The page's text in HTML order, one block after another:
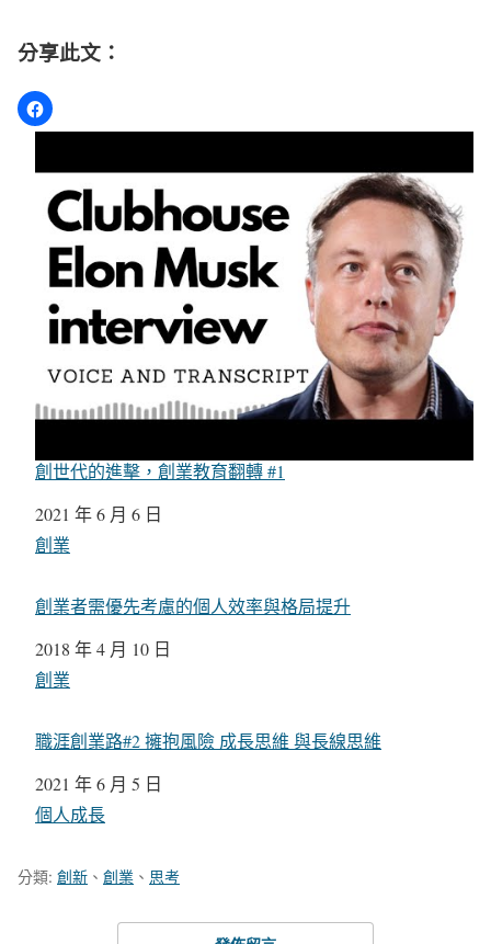
分享此文：
創世代的進擊，創業教育翻轉 #1
日期
2021 年 6 月 6 日
關於
創業
創業者需優先考慮的個人效率與格局提升
日期
2018 年 4 月 10 日
關於
創業
職涯創業路#2 擁抱風險 成長思維 與長線思維
日期
2021 年 6 月 5 日
關於
個人成長
分類: 創新 、 創業 、 思考